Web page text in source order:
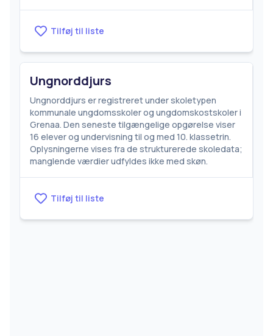
Tilføj til liste
Ungnorddjurs
Ungnorddjurs er registreret under skoletypen
kommunale ungdomsskoler og ungdomskostskoler i
Grenaa. Den seneste tilgængelige opgørelse viser
16 elever og undervisning til og med 10. klassetrin.
Oplysningerne vises fra de strukturerede skoledata;
manglende værdier udfyldes ikke med skøn.
Tilføj til liste